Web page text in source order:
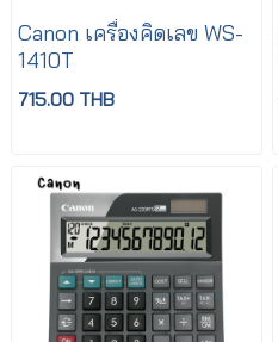
Canon เครื่องคิดเลข WS-
1410T
715.00 THB